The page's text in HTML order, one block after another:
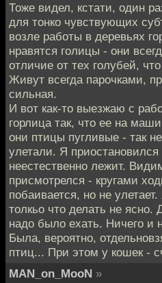
Тоже видел, кстати, один
для тонко чувствующих
возле работы в деревьях
нравятся голицы - они
отличие от тех голубей,
Живут всегда парочками,
сильная.
И вот как-то выезжаю с
горлица так, что ее на
они птицы пугливые - так
улетали. Я
неестественно лежит.
присмотрелся - кругами
побаивается, но не
толкьо что делать не ясно.
надо было ехать. Ничего и
Была, вероятно,
птиц... При этом у кошек -
MAN_on_MooN »